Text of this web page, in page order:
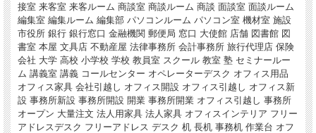
接室 来客室 来客ルーム 商談室 商談ルーム 商談 面談室 面談ルーム
編集室 編集ルーム 編集部 パソコンルーム パソコン室 機材室 施設
市役所 銀行 銀行窓口 金融機関 郵便局 窓口 大使館 店舗 図書館 図
書室 本屋 文具店 不動産屋 法律事務所 会計事務所 旅行代理店 保険
会社 大学 高校 小学校 学校 教員室 スクール 教室 塾 セミナールー
ム 講義室 講義 コールセンター オペレーターデスク オフィス用品
オフィス家具 会社引越し オフィス開設 オフィス引越し オフィス新
設 事務所新設 事務所開設 開業 事務所開業 オフィス引越し 事務所
オープン 大量注文 法人用家具 法人家具 オフィスインテリア フリー
アドレスデスク フリーアドレス デスク 机 長机 事務机 作業台 オフ